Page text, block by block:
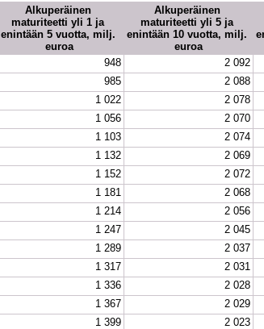
Alkuperäinen
maturiteetti yli 1 ja
enintään 5 vuotta, milj.
euroa
Alkuperäinen
maturiteetti yli 5 ja
enintään 10 vuotta, milj.
euroa
948 2 092
985 2 088
1 022 2 078
1 056 2 070
1 103 2 074
1 132 2 069
1 152 2 072
1 181 2 068
1 214 2 056
1 247 2 045
1 289 2 037
1 317 2 031
1 336 2 028
1 367 2 029
1 399 2 023